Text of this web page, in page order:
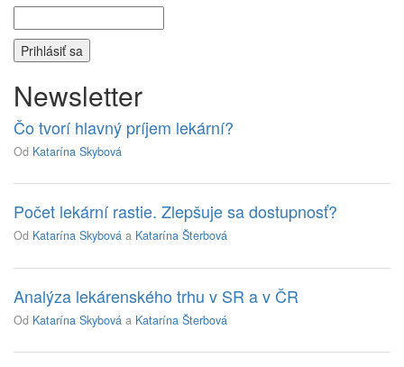
Newsletter
Čo tvorí hlavný príjem lekární?
Od Katarína Skybová
Počet lekární rastie. Zlepšuje sa dostupnosť?
Od Katarína Skybová a Katarína Šterbová
Analýza lekárenského trhu v SR a v ČR
Od Katarína Skybová a Katarína Šterbová